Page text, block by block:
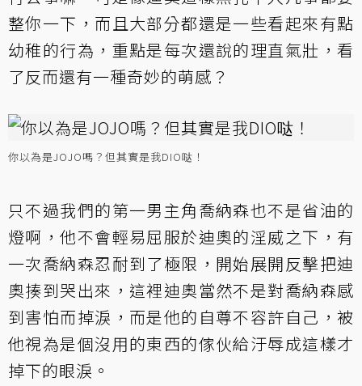
整你一下，而且大部分都還是一些看起來有點
幼稚的行為，重點是每次還說的理直氣壯，看
了反而還有一種奇妙的萌感？
你以為是JOJO嗎？但其實是我DIO哒！
只不過我們的第一男主角喬納森也不是省油的
燈啊，他不會輕易屈服於迪奧的淫威之下，有
一次喬納森忍耐到了極限，開始展開反擊把迪
奧揍到哭出來，這裡迪奧當然不是對喬納森感
到害怕而掉淚，而是他的自尊不容許自己，被
他視為是個沒用的東西的傢伙給汙辱成這樣才
掉下的眼淚。